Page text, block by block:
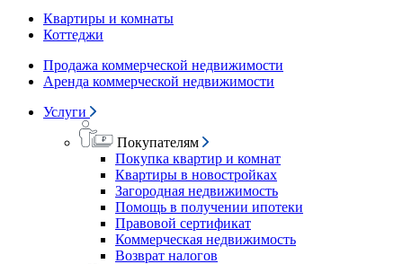
Квартиры и комнаты
Коттеджи
Продажа коммерческой недвижимости
Аренда коммерческой недвижимости
Услуги
Покупателям
Покупка квартир и комнат
Квартиры в новостройках
Загородная недвижимость
Помощь в получении ипотеки
Правовой сертификат
Коммерческая недвижимость
Возврат налогов